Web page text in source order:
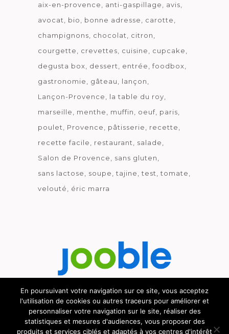
aix-en-provence
anti-gaspillage
avis
avocat
bio bonne adresse
carotte
champignons
chocolat
citron
courgette
crevettes cuisine
cupcake
degusta box
dessert entrée
foodbox
gastronomie
gâteau
lançon
Lançon-Provence
la table du roy
marseille
menthe muffin oeuf paris
poulet
Provence pâtisserie
recette
recette facile
restaurant
salade
Salon de Provence
sans gluten
sans lactose
soupe tajine test tomate
velouté
éric marra
Découvrez le métier de la cuisine.
En poursuivant votre navigation sur ce site, vous acceptez
l'utilisation de cookies ou autres traceurs pour améliorer et
personnaliser votre navigation sur le site, réaliser des
statistiques et mesures d'audiences, vous proposer des
produits et services ciblés et adaptés à vos centres d'intérêt